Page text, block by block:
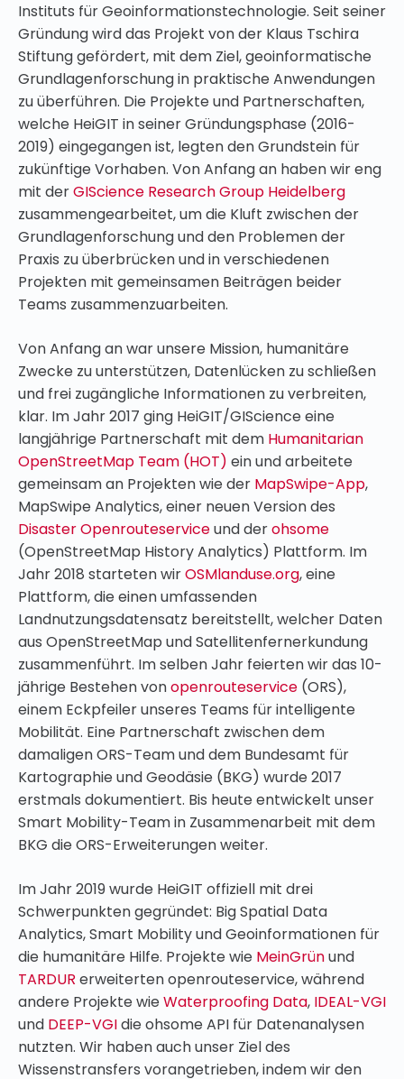
Instituts für Geoinformationstechnologie. Seit seiner
Gründung wird das Projekt von der Klaus Tschira
Stiftung gefördert, mit dem Ziel, geoinformatische
Grundlagenforschung in praktische Anwendungen
zu überführen. Die Projekte und Partnerschaften,
welche HeiGIT in seiner Gründungsphase (2016-
2019) eingegangen ist, legten den Grundstein für
zukünftige Vorhaben. Von Anfang an haben wir eng
mit derGIScience Research Group Heidelberg
zusammengearbeitet, um die Kluft zwischen der
Grundlagenforschung und den Problemen der
Praxis zu überbrücken und in verschiedenen
Projekten mit gemeinsamen Beiträgen beider
Teams zusammenzuarbeiten.
Von Anfang an war unsere Mission, humanitäre
Zwecke zu unterstützen, Datenlücken zu schließen
und frei zugängliche Informationen zu verbreiten,
klar. Im Jahr 2017 ging HeiGIT/GIScience eine
langjährige Partnerschaft mit dem Humanitarian
OpenStreetMap Team (HOT) ein und arbeitete
gemeinsam an Projekten wie der MapSwipe-App,
MapSwipe Analytics, einer neuen Version des
Disaster Openrouteserviceund derohsome
(OpenStreetMap History Analytics) Plattform. Im
Jahr 2018 starteten wirOSMlanduse.org, eine
Plattform, die einen umfassenden
Landnutzungsdatensatz bereitstellt, welcher Daten
aus OpenStreetMap und Satellitenfernerkundung
zusammenführt. Im selben Jahr feierten wir das 10-
jährige Bestehen vonopenrouteservice (ORS),
einem Eckpfeiler unseres Teams für intelligente
Mobilität. Eine Partnerschaft zwischen dem
damaligen ORS-Team und dem Bundesamt für
Kartographie und Geodäsie (BKG) wurde 2017
erstmals dokumentiert. Bis heute entwickelt unser
Smart Mobility-Team in Zusammenarbeit mit dem
BKG die ORS-Erweiterungen weiter.
Im Jahr 2019 wurde HeiGIT offiziell mit drei
Schwerpunkten gegründet: Big Spatial Data
Analytics, Smart Mobility und Geoinformationen für
die humanitäre Hilfe. Projekte wie MeinGrünund
TARDUR erweiterten openrouteservice, während
andere Projekte wieWaterproofing Data, IDEAL-VGI
und DEEP-VGIdie ohsome API für Datenanalysen
nutzten. Wir haben auch unser Ziel des
Wissenstransfers vorangetrieben, indem wir den